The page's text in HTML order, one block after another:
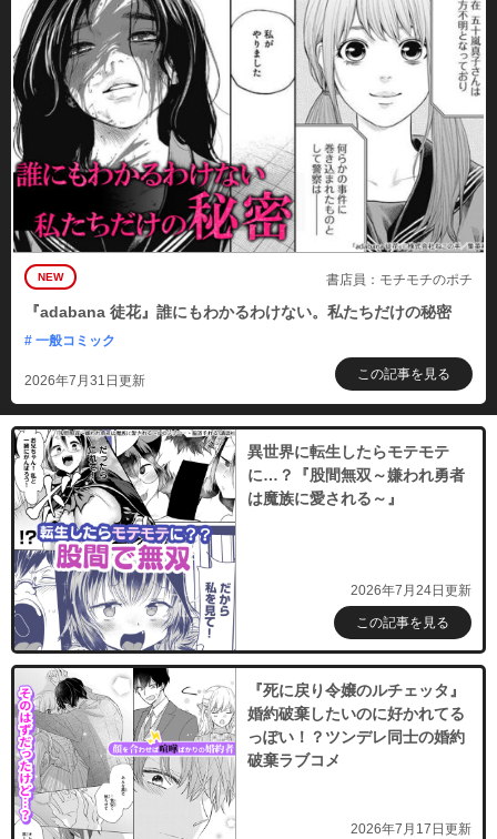
NEW 書店員：モチモチのポチ
『adabana 徒花』誰にもわかるわけない。私たちだけの秘密
# 一般コミック
2026年7月31日更新 この記事を見る
異世界に転生したらモテモテ
に…？『股間無双～嫌われ勇者
は魔族に愛される～』
2026年7月24日更新
この記事を見る
『死に戻り令嬢のルチェッタ』
婚約破棄したいのに好かれてる
っぽい！？ツンデレ同士の婚約
破棄ラブコメ
2026年7月17日更新